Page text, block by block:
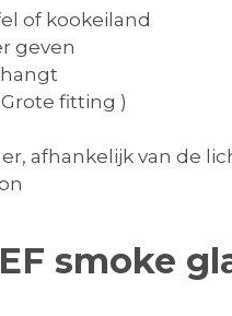
of kookeiland
geven
fitting )
afhankelijk van de
smoke